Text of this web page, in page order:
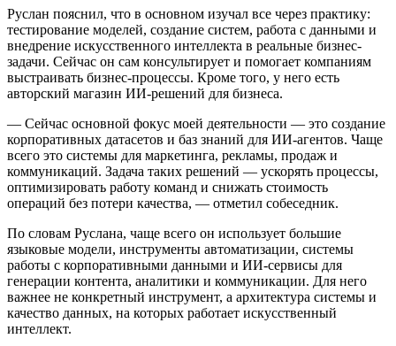
Руслан пояснил, что в основном изучал все через практику:
тестирование моделей, создание систем, работа с данными и
внедрение искусственного интеллекта в реальные бизнес-
задачи. Сейчас он сам консультирует и помогает компаниям
выстраивать бизнес-процессы. Кроме того, у него есть
авторский магазин ИИ-решений для бизнеса.
— Сейчас основной фокус моей деятельности — это создание
корпоративных датасетов и баз знаний для ИИ-агентов. Чаще
всего это системы для маркетинга, рекламы, продаж и
коммуникаций. Задача таких решений — ускорять процессы,
оптимизировать работу команд и снижать стоимость
операций без потери качества, — отметил собеседник.
По словам Руслана, чаще всего он использует большие
языковые модели, инструменты автоматизации, системы
работы с корпоративными данными и ИИ-сервисы для
генерации контента, аналитики и коммуникации. Для него
важнее не конкретный инструмент, а архитектура системы и
качество данных, на которых работает искусственный
интеллект.